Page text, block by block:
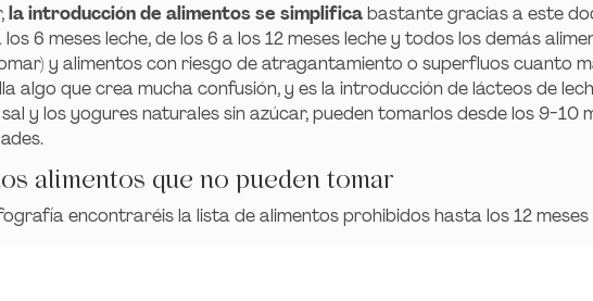
la introducción de alimentos se simplificabastante gracias a este
6 meses leche, de los 6 a los 12 meses leche y todos los demás
y alimentos con riesgo de atragantamiento o superfluos cuanto
algo que crea mucha confusión, y es la introducción de lácteos de
y los yogures naturales sin azúcar, pueden tomarlos desde los 9-10
alimentos que no pueden tomar
encontraréis la lista de alimentos prohibidos hasta los 12 meses